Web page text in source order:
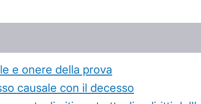
e onere della prova
causale con il decesso